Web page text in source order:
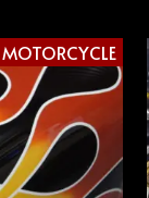
MOTORCYCLE